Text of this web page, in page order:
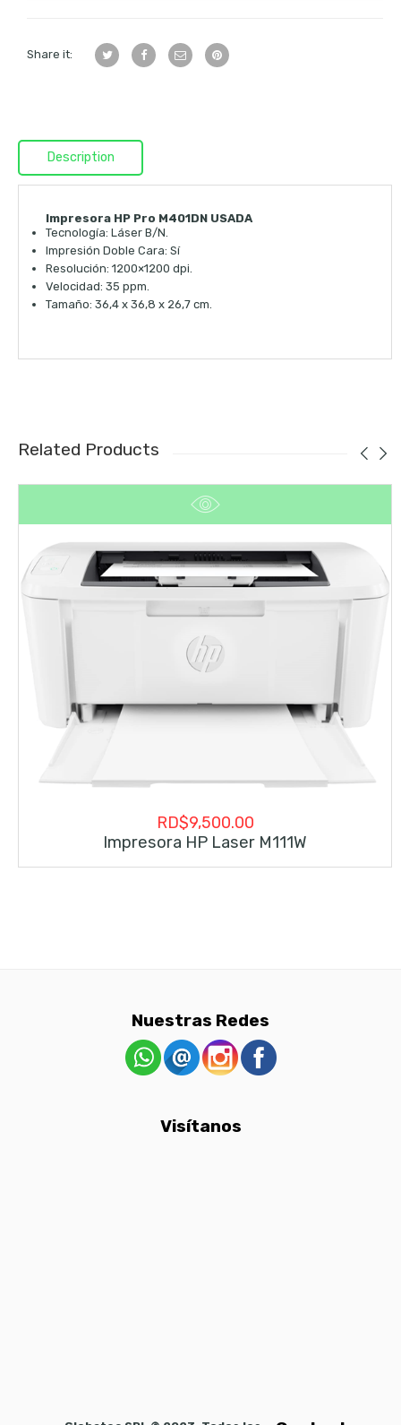
Share it:
Description
Impresora HP Pro M401DN USADA
Tecnología: Láser B/N.
Impresión Doble Cara: Sí
Resolución: 1200×1200 dpi.
Velocidad: 35 ppm.
Tamaño: 36,4 x 36,8 x 26,7 cm.
Related Products
RD$9,500.00
Impresora HP Laser M111W
Nuestras Redes
Visítanos